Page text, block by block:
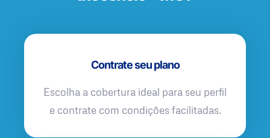
Contrate seu plano
Escolha a cobertura ideal para seu perfil
e contrate com condições facilitadas.